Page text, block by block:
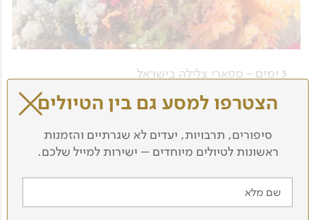
3 ימים - ספארי צלילה בישראל
Med, Dead, Red
לפרטים נוספים
חדש
הצטרפו למסע גם בין הטיולים
סיפורים, תרבויות, יעדים לא שגרתיים והזמנות
ראשונות לטיולים מיוחדים – ישירות למייל שלכם.
שם מלא